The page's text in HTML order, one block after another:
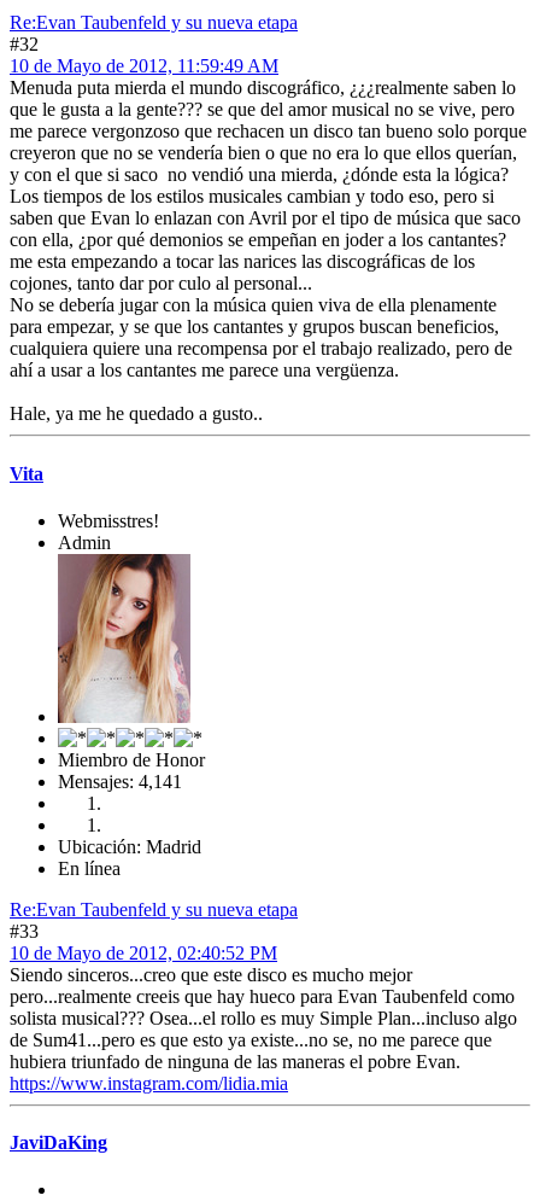
Re:Evan Taubenfeld y su nueva etapa
#32
10 de Mayo de 2012, 11:59:49 AM
Menuda puta mierda el mundo discográfico, ¿¿¿realmente saben lo
que le gusta a la gente??? se que del amor musical no se vive, pero
me parece vergonzoso que rechacen un disco tan bueno solo porque
creyeron que no se vendería bien o que no era lo que ellos querían,
y con el que si saco no vendió una mierda, ¿dónde esta la lógica?
Los tiempos de los estilos musicales cambian y todo eso, pero si
saben que Evan lo enlazan con Avril por el tipo de música que saco
con ella, ¿por qué demonios se empeñan en joder a los cantantes?
me esta empezando a tocar las narices las discográficas de los
cojones, tanto dar por culo al personal...
No se debería jugar con la música quien viva de ella plenamente
para empezar, y se que los cantantes y grupos buscan beneficios,
cualquiera quiere una recompensa por el trabajo realizado, pero de
ahí a usar a los cantantes me parece una vergüenza.
Hale, ya me he quedado a gusto..
Vita
Webmisstres!
Admin
Miembro de Honor
Mensajes: 4,141
Ubicación: Madrid
En línea
Re:Evan Taubenfeld y su nueva etapa
#33
10 de Mayo de 2012, 02:40:52 PM
Siendo sinceros...creo que este disco es mucho mejor
pero...realmente creeis que hay hueco para Evan Taubenfeld como
solista musical??? Osea...el rollo es muy Simple Plan...incluso algo
de Sum41...pero es que esto ya existe...no se, no me parece que
hubiera triunfado de ninguna de las maneras el pobre Evan.
https://www.instagram.com/lidia.mia
JaviDaKing